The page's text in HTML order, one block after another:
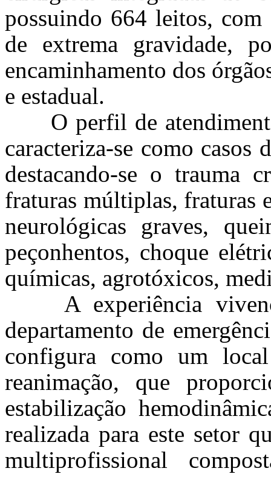
possuindo 664 leitos, com
de extrema gravidade,
encaminhamento dos
e estadual.
O perfil de
caracteriza-se como casos
destacando-se o trauma
fraturas múltiplas, fraturas
neurológicas graves,
peçonhentos, choque
químicas, agrotóxicos,
A experiência
departamento de
configura como um
reanimação, que
estabilização
realizada para este setor
multiprofissional